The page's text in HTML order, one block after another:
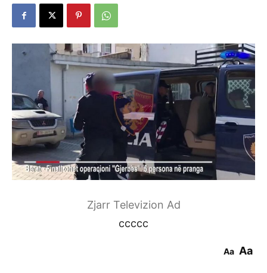
Zjarr Televizion Ad
ccccc
Aa Aa